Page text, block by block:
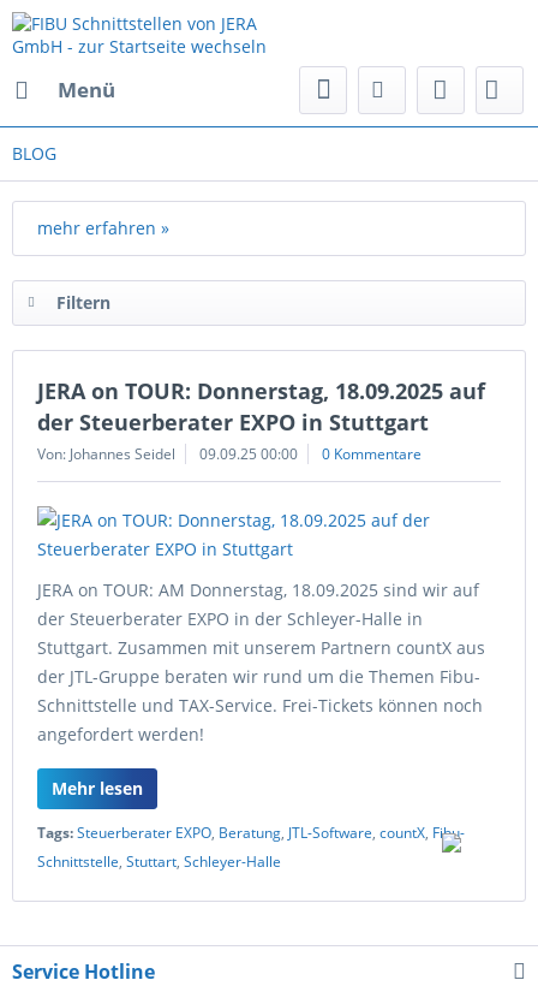
Menü
BLOG
mehr erfahren »
Filtern
JERA on TOUR: Donnerstag, 18.09.2025 auf
der Steuerberater EXPO in Stuttgart
Von: Johannes Seidel 09.09.25 00:00 0 Kommentare
JERA on TOUR: AM Donnerstag, 18.09.2025 sind wir auf
der Steuerberater EXPO in der Schleyer-Halle in
Stuttgart. Zusammen mit unserem Partnern countX aus
der JTL-Gruppe beraten wir rund um die Themen Fibu-
Schnittstelle und TAX-Service. Frei-Tickets können noch
angefordert werden!
Mehr lesen
Tags:Steuerberater EXPO, Beratung, JTL-Software, countX, Fibu-
Schnittstelle, Stuttart, Schleyer-Halle
Service Hotline